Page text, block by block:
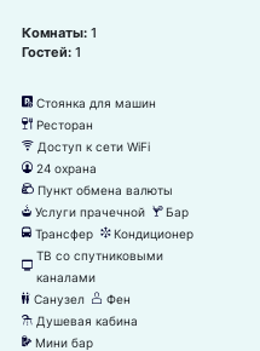
Комнаты: 1
Гостей: 1
냧 Стоянка для машин
뎃 Ресторан
뀄 Доступ к сети WiFi
댑 24 охрана
낕 Пункт обмена валюты
뀧 Услуги прачечной 끝 Бар
눣 Трансфер 뀸 Кондиционер
넎
ТВ со спутниковыми
каналами
댃 Санузел 덶 Фен
댴 Душевая кабина
넕 Мини бар